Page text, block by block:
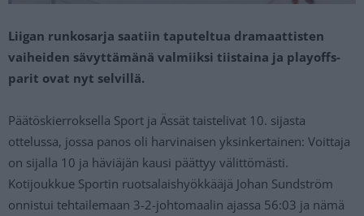
Liigan runkosarja saatiin taputeltua dramaattisten
vaiheiden sävyttämänä valmiiksi tiistaina ja playoffs-
parit ovat nyt selvillä.
Päätöskierroksella Sport ja Ässät taistelivat 10. sijasta
ottelussa, jossa panos oli harvinaisen yksinkertainen: Voittaja
on sijalla 10 ja häviäjän kausi päättyy välittömästi.
Kotijoukkue Sportin ruotsalaishyökkääjä Johan Sundström
onnistui tehtailemaan 3-2-johtomaalin ajassa 56:03 ja nämä